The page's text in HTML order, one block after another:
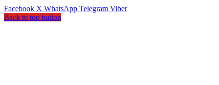
Facebook X WhatsApp Telegram Viber
Back to top button